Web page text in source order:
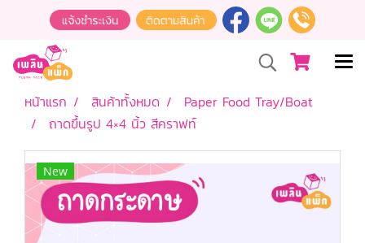
หน้าแรก สินค้าทั้งหมด
Paper Food Tray/Boat
ถาดขึ้นรูป 4×4 นิ้ว สีคราฟท์
New